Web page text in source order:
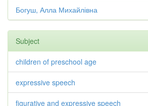
Богуш, Алла Михайлівна
Subject
children of preschool age
expressive speech
figurative and expressive speech